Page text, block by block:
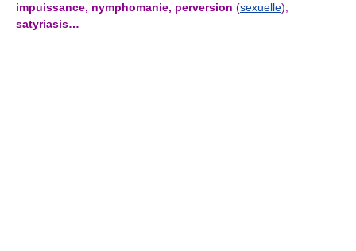
impuissance, nymphomanie, perversion (sexuelle),
satyriasis…